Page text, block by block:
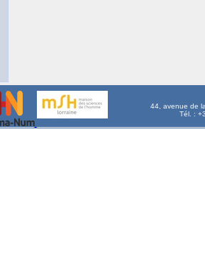
44, avenue de
Tél. :